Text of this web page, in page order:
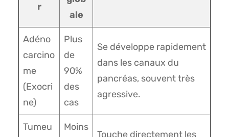
r
ale
Adéno
carcino
me
(Exocri
ne)
Plus
de
90%
des
cas
Se développe rapidement
dans les canaux du
pancréas, souvent très
agressive.
Tumeu
Moins
Touche directement les